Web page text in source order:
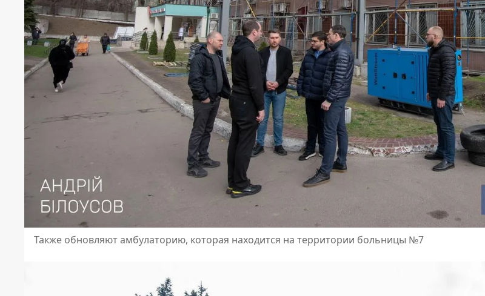
Также обновляют амбулаторию, которая находится на территории больницы №7